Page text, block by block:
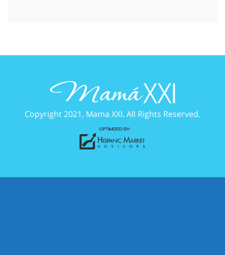
Copyright 2021, Mama XXI. All Rights Reserved.